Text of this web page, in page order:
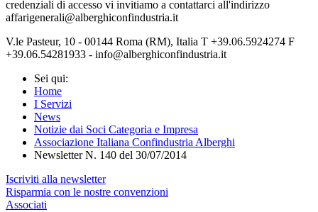
credenziali di accesso vi invitiamo a contattarci all'indirizzo
affarigenerali@alberghiconfindustria.it
V.le Pasteur, 10 - 00144 Roma (RM), Italia T +39.06.5924274 F
+39.06.54281933 - info@alberghiconfindustria.it
Sei qui:
Home
I Servizi
News
Notizie dai Soci Categoria e Impresa
Associazione Italiana Confindustria Alberghi
Newsletter N. 140 del 30/07/2014
Iscriviti alla newsletter
Risparmia con le nostre convenzioni
Associati